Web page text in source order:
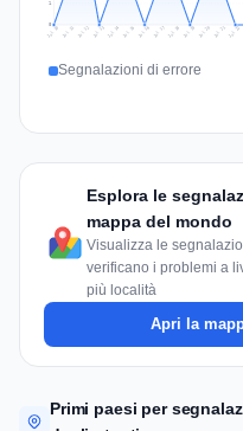
1
Jul 10 Jul 11 Jul 12 Jul 13 Jul 14 Jul 15 Jul 16 Jul 17 Jul 18 Jul 19 Jul 20 Jul 21 Jul 22
Segnalazioni di errore
Esplora le
mappa del mondo
Visualizza le
verificano i problemi a
più località
Apri la
Primi paesi per